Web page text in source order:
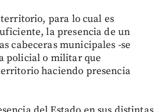
para lo cual es
la presencia de un
cabeceras municipales -se
policial o militar que
haciendo presencia